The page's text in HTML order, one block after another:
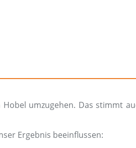
umzugehen. Das stimmt
Ergebnis beeinflussen: